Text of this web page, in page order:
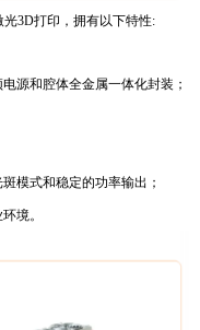
3D打印，拥有以下特性:
源和腔体全金属一体化封装；
模式和稳定的功率输出；
境。